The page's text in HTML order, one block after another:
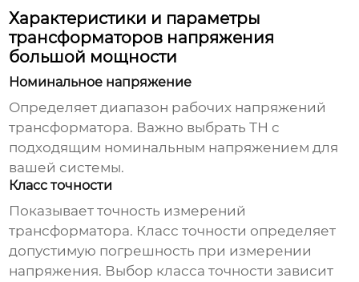
Характеристики и параметры
трансформаторов напряжения
большой мощности
Номинальное напряжение
Определяет диапазон рабочих напряжений
трансформатора. Важно выбрать ТН с
подходящим номинальным напряжением для
вашей системы.
Класс точности
Показывает точность измерений
трансформатора. Класс точности определяет
допустимую погрешность при измерении
напряжения. Выбор класса точности зависит